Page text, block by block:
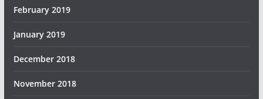
February 2019
January 2019
December 2018
November 2018